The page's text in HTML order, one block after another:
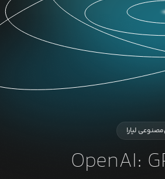
لیارا
OpenAI: